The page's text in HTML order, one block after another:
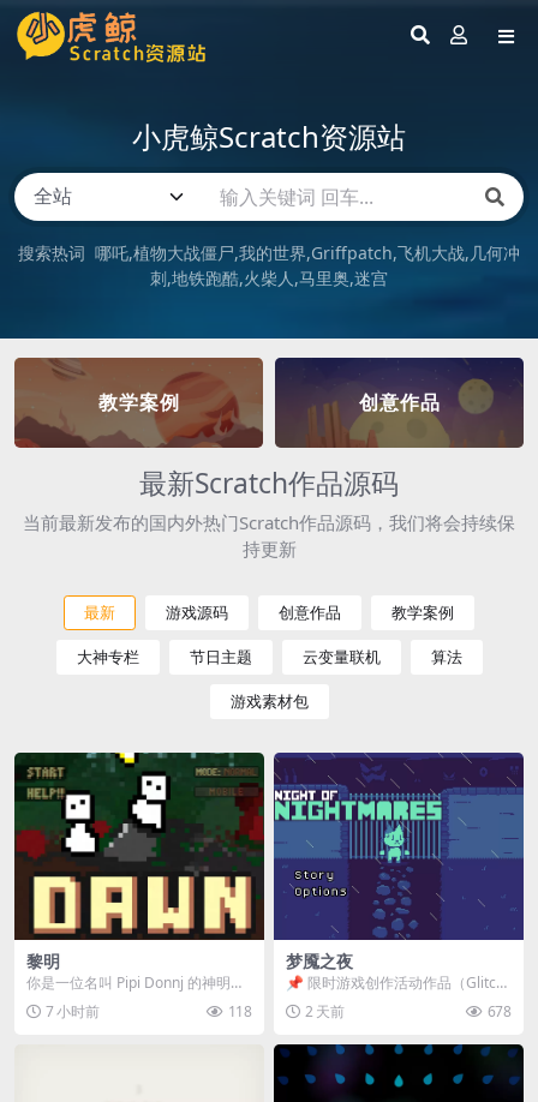
小虎鲸Scratch资源站
搜索热词 哪吒 植物大战僵尸 我的世界 Griffpatch 飞机大战 几何冲
刺 地铁跑酷 火柴人 马里奥 迷宫
教学案例 创意作品
最新Scratch作品源码
当前最新发布的国内外热门Scratch作品源码，我们将会持续保
持更新
最新 游戏源码 创意作品 教学案例
大神专栏 节日主题 云变量联机 算法
游戏素材包
黎明
你是一位名叫 Pipi Donnj 的神明。
你的任务是保护一群白色小人。 点
击...7 小时前 118
梦魇之夜
📌 限时游戏创作活动作品（Glitch
Game Jam） 📖 故事背景 怪物四...
2 天前 678